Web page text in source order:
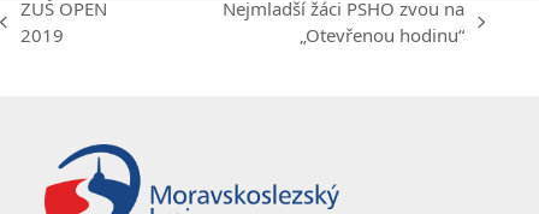
previous
ZUŠ OPEN
2019
Nejmladší žáci PSHO zvou na
„Otevřenou hodinu“